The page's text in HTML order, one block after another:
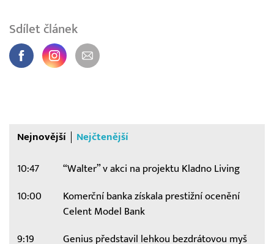
Sdílet článek
Nejnovější Nejčtenější
10:47 “Walter” v akci na projektu Kladno Living
10:00
Komerční banka získala prestižní ocenění
Celent Model Bank
9:19 Genius představil lehkou bezdrátovou myš